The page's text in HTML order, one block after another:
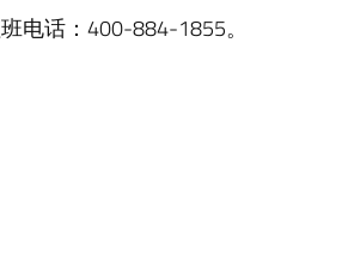
电话：400-884-1855。